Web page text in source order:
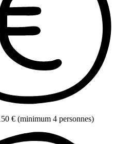
€ (minimum 4 personnes)